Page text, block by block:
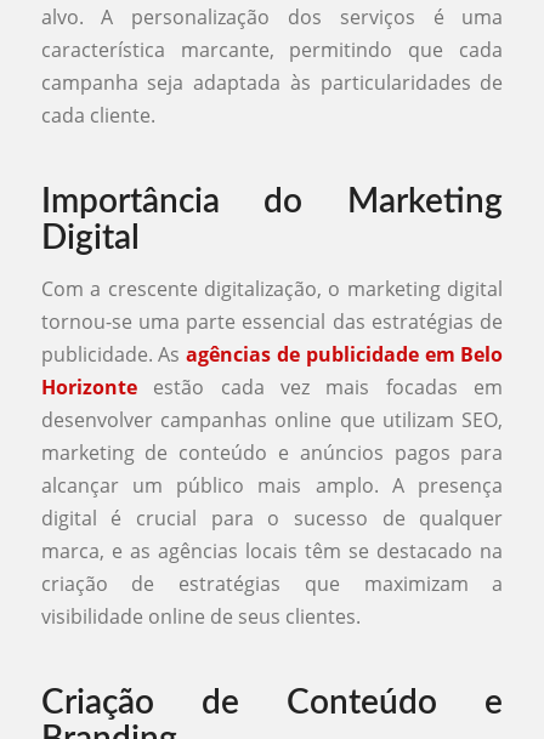
alvo. A personalização dos serviços é uma
característica marcante, permitindo que cada
campanha seja adaptada às particularidades de
cada cliente.
Importância do Marketing
Digital
Com a crescente digitalização, o marketing digital
tornou-se uma parte essencial das estratégias de
publicidade. Asagências de publicidade em Belo
Horizonteestão cada vez mais focadas em
desenvolver campanhas online que utilizam SEO,
marketing de conteúdo e anúncios pagos para
alcançar um público mais amplo. A presença
digital é crucial para o sucesso de qualquer
marca, e as agências locais têm se destacado na
criação de estratégias que maximizam a
visibilidade online de seus clientes.
Criação de Conteúdo e